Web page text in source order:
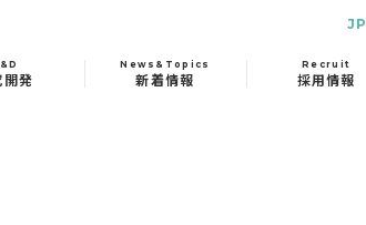
JP
開発
News&Topics
新着情報
Recruit
採用情報